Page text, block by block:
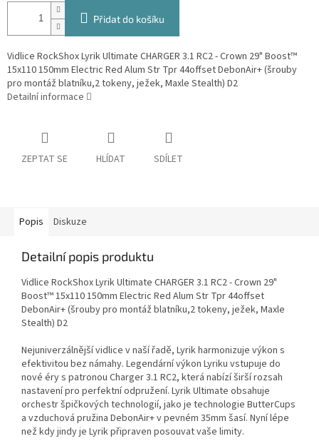
Přidat do košíku
Vidlice RockShox Lyrik Ultimate CHARGER 3.1 RC2 - Crown 29" Boost™
15x110 150mm Electric Red Alum Str Tpr 44offset DebonAir+ (šrouby
pro montáž blatníku,2 tokeny, ježek, Maxle Stealth) D2
Detailní informace
ZEPTAT SE HLÍDAT SDÍLET
Popis Diskuze
Detailní popis produktu
Vidlice RockShox Lyrik Ultimate CHARGER 3.1 RC2 - Crown 29"
Boost™ 15x110 150mm Electric Red Alum Str Tpr 44offset
DebonAir+ (šrouby pro montáž blatníku,2 tokeny, ježek, Maxle
Stealth) D2
Nejuniverzálnější vidlice v naší řadě, Lyrik harmonizuje výkon s
efektivitou bez námahy. Legendární výkon Lyriku vstupuje do
nové éry s patronou Charger 3.1 RC2, která nabízí širší rozsah
nastavení pro perfektní odpružení. Lyrik Ultimate obsahuje
orchestr špičkových technologií, jako je technologie ButterCups
a vzduchová pružina DebonAir+ v pevném 35mm šasí. Nyní lépe
než kdy jindy je Lyrik připraven posouvat vaše limity.